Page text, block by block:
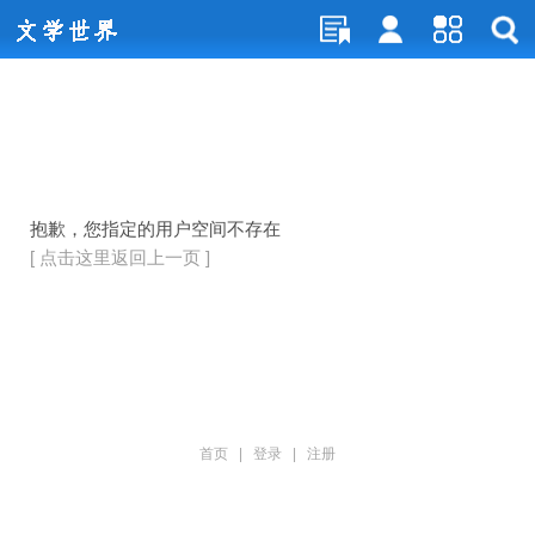
抱歉，您指定的用户空间不存在
[ 点击这里返回上一页 ]
首页 登录 注册